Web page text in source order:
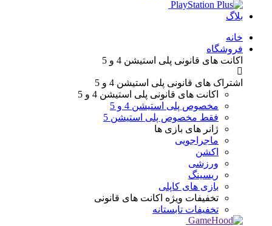
بلاگ
Menu
خانه
فروشگاه
اکانت های قانونی پلی استیشن 4 و 5
اشتراک های قانونی پلی استیشن 4 و 5
اکانت های قانونی پلی استیشن 4 و 5
مخصوص پلی استیشن 4 و 5
فقط مخصوص پلی استیشن 5
ژانر های بازی ها
ماجراجویی
اکشن
ورزشی
ریسینگ
بازی های کاپلی
تخفیفات ویژه اکانت های قانونی
تخفیفات تابستانه